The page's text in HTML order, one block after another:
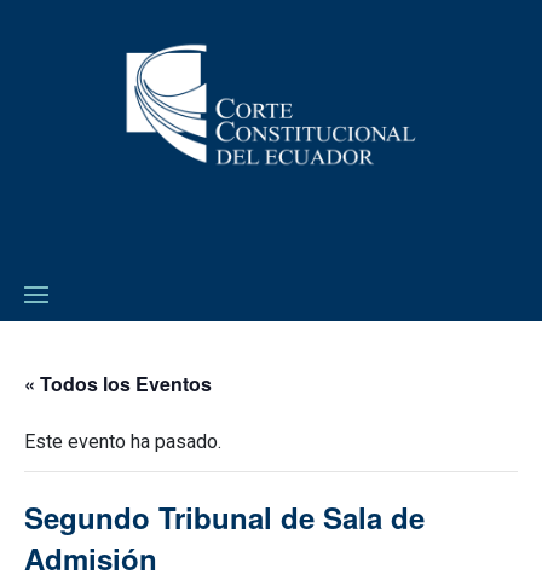
« Todos los Eventos
Este evento ha pasado.
Segundo Tribunal de Sala de
Admisión